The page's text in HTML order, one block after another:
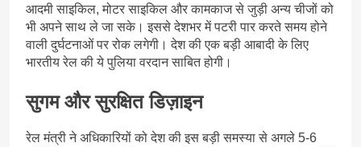
आदमी साइकिल, मोटर साइकिल और कामकाज से जुड़ी अन्य चीजों को
भी अपने साथ ले जा सके। इससे देशभर में पटरी पार करते समय होने
वाली दुर्घटनाओं पर रोक लगेगी। देश की एक बड़ी आबादी के लिए
भारतीय रेल की ये पुलिया वरदान साबित होगी।
सुगम और सुरक्षित डिज़ाइन
रेल मंत्री ने अधिकारियों को देश की इस बड़ी समस्या से अगले 5-6